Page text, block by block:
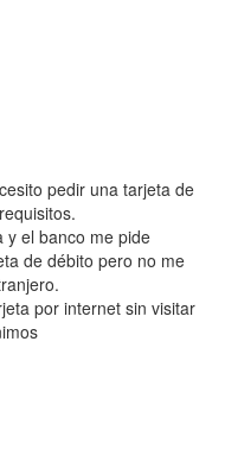
pedir una tarjeta de
y el banco me pide
de débito pero no me
por internet sin visitar